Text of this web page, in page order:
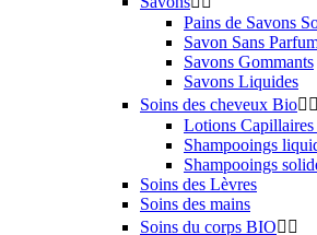
Pains de Savons
Savon Sans
Savons Gommants
Savons Liquides
Soins des cheveux Bio 
Lotions
Shampooings
Shampooings
Soins des Lèvres
Soins des mains
Soins du corps BIO 